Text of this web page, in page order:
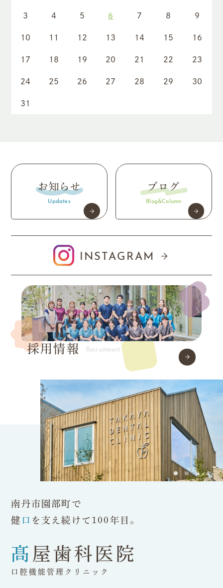
3 4 5 6 7 8 9
10 11 12 13 14 15 16
17 18 19 20 21 22 23
24 25 26 27 28 29 30
31
お知らせ
Updates
ブログ
Blog&Column
INSTAGRAM
採用情報 Recruitment
南丹市園部町で
健 口 を支え続けて100年目。
髙屋歯科医院
口腔機能管理クリニック